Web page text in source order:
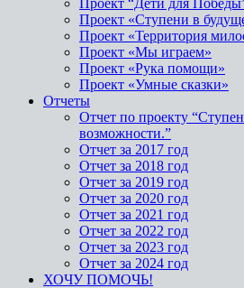
Проект “Дети для
Проект «Ступени в
Проект «Территория
Проект «Мы играем»
Проект «Рука помощи»
Проект «Умные сказки»
Отчеты
Отчет по проекту
возможности.”
Отчет за 2017 год
Отчет за 2018 год
Отчет за 2019 год
Отчет за 2020 год
Отчет за 2021 год
Отчет за 2022 год
Отчет за 2023 год
Отчет за 2024 год
ХОЧУ ПОМОЧЬ!